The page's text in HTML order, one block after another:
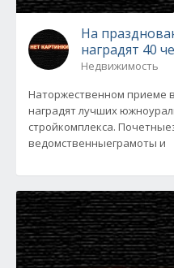
На
наградят 40
Недвижимость
Наторжественном приеме
наградят лучших
стройкомплекса.
ведомственныеграмоты и